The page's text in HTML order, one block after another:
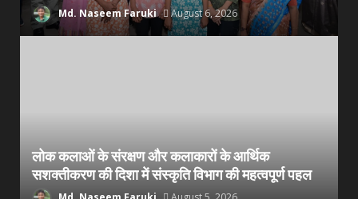
Md. Naseem Faruki August 6, 2026
लोक कलाओं के संरक्षण और कलाकारों के आर्थिक
सशक्तीकरण की दिशा में संस्कृति विभाग की महत्वपूर्ण पहल